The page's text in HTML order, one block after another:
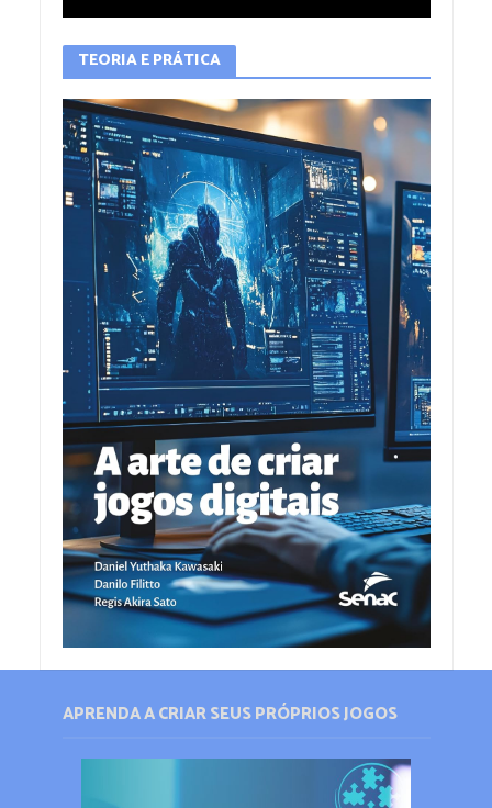
TEORIA E PRÁTICA
APRENDA A CRIAR SEUS PRÓPRIOS JOGOS